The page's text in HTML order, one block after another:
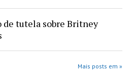
de tutela sobre Britney
Mais posts em »